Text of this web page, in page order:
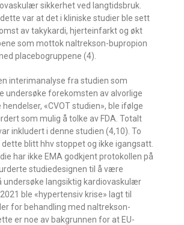
sikkerhet ved langtidsbruk.
var at det i kliniske studier ble sett
av takykardi, hjerteinfarkt og økt
som mottok naltrekson-bupropion
placebogruppene (4).
interimanalyse fra studien som
undersøke forekomsten av alvorlige
«CVOT studien», ble ifølge
som mulig å tolke av FDA. Totalt
inkludert i denne studien (4,10). To
blitt hhv stoppet og ikke igangsatt.
har ikke EMA godkjent protokollen på
studiedesignen til å være
undersøke langsiktig kardiovaskulær
ble «hypertensiv krise» lagt til
for behandling med naltrekson-
er noe av bakgrunnen for at EU-